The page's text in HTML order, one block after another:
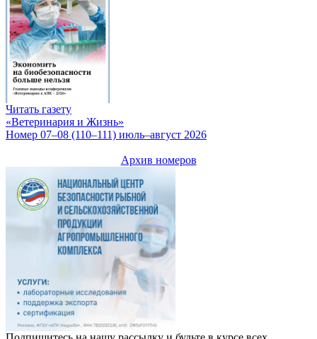
Читать газету
«Ветеринария и Жизнь»
Номер 07–08 (110–111) июль–август 2026
Архив номеров